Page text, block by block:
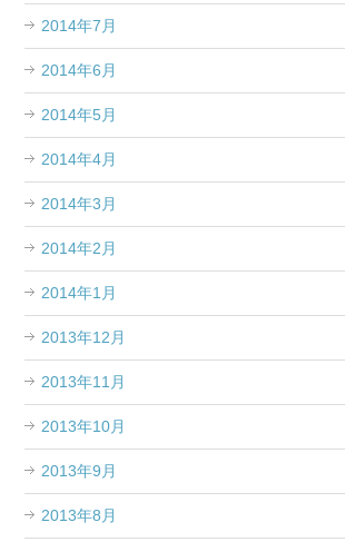
2014年7月
2014年6月
2014年5月
2014年4月
2014年3月
2014年2月
2014年1月
2013年12月
2013年11月
2013年10月
2013年9月
2013年8月